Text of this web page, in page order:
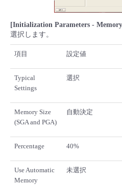
[Initialization Parameters -
選択します。
項目 設定値
Typical
Settings
選択
Memory Size
(SGA and PGA)
自動決定
Percentage 40%
Use Automatic
Memory
未選択